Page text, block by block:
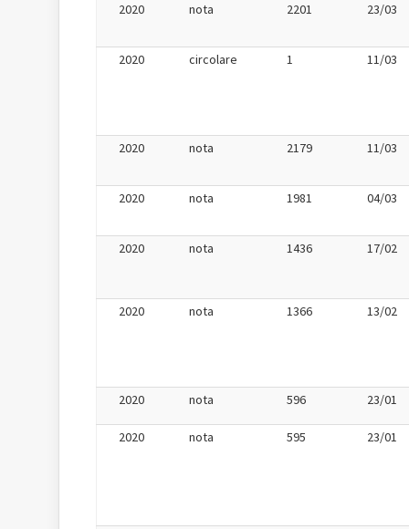
2020 nota 2201 23/03
2020 circolare 1 11/03
2020 nota 2179 11/03
2020 nota 1981 04/03
2020 nota 1436 17/02
2020 nota 1366 13/02
2020 nota 596 23/01
2020 nota 595 23/01